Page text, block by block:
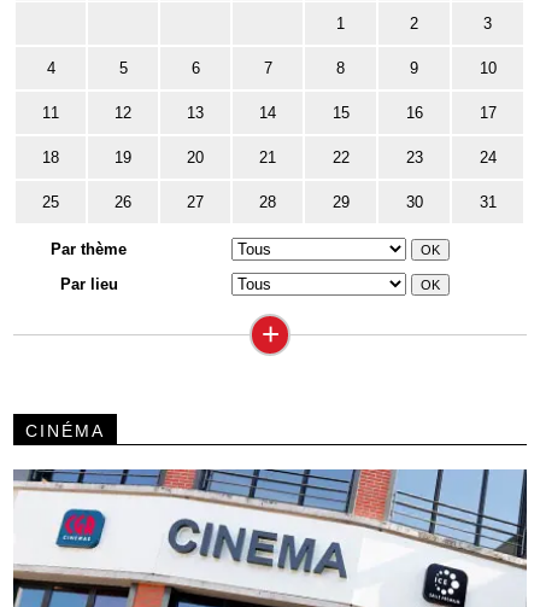
1 2 3
4 5 6 7 8 9 10
11 12 13 14 15 16 17
18 19 20 21 22 23 24
25 26 27 28 29 30 31
Par thème
Par lieu
+
CINÉMA